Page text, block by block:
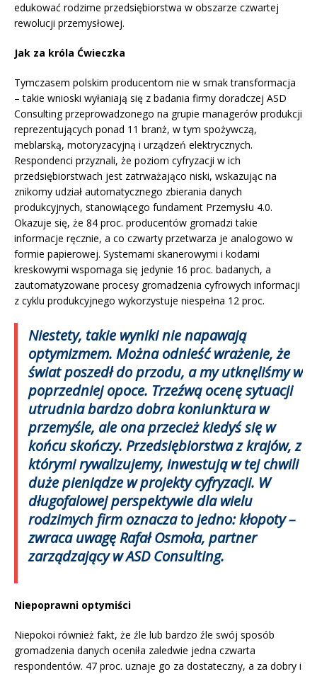
edukować rodzime przedsiębiorstwa w obszarze czwartej
rewolucji przemysłowej.
Jak za króla Ćwieczka
Tymczasem polskim producentom nie w smak transformacja
– takie wnioski wyłaniają się z badania firmy doradczej ASD
Consulting przeprowadzonego na grupie managerów produkcji
reprezentujących ponad 11 branż, w tym spożywczą,
meblarską, motoryzacyjną i urządzeń elektrycznych.
Respondenci przyznali, że poziom cyfryzacji w ich
przedsiębiorstwach jest zatrważająco niski, wskazując na
znikomy udział automatycznego zbierania danych
produkcyjnych, stanowiącego fundament Przemysłu 4.0.
Okazuje się, że 84 proc. producentów gromadzi takie
informacje ręcznie, a co czwarty przetwarza je analogowo w
formie papierowej. Systemami skanerowymi i kodami
kreskowymi wspomaga się jedynie 16 proc. badanych, a
zautomatyzowane procesy gromadzenia cyfrowych informacji
z cyklu produkcyjnego wykorzystuje niespełna 12 proc.
Niestety, takie wyniki nie napawają
optymizmem. Można odnieść wrażenie, że
świat poszedł do przodu, a my utknęliśmy w
poprzedniej opoce. Trzeźwą ocenę sytuacji
utrudniabardzo dobra koniunktura w
przemyśle, ale ona przecież kiedyś się w
końcu skończy. Przedsiębiorstwa z krajów, z
którymi rywalizujemy, inwestują w tej chwili
duże pieniądze w projekty cyfryzacji. W
długofalowej perspektywie dla wielu
rodzimych firm oznacza to jedno: kłopoty–
zwraca uwagę Rafał Osmoła, partner
zarządzający w ASD Consulting.
Niepoprawni optymiści
Niepokoi również fakt, że źle lub bardzo źle swój sposób
gromadzenia danych oceniła zaledwie jedna czwarta
respondentów. 47 proc. uznaje go za dostateczny, a za dobry i